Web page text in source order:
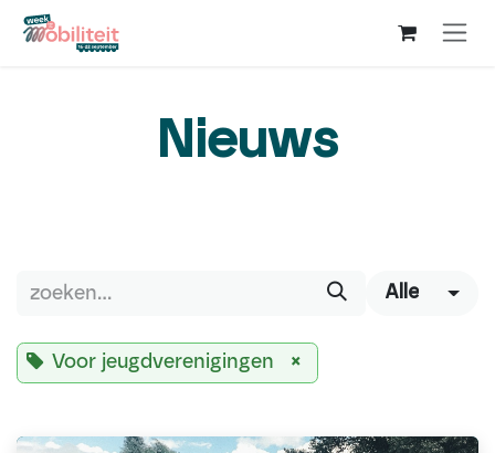
Overslaan naar inhoud
Nieuws
Alle
Voor jeugdverenigingen ×